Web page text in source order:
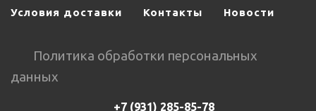
Условия доставки Контакты Новости
Политика обработки персональных
данных
+7 (931) 285-85-78